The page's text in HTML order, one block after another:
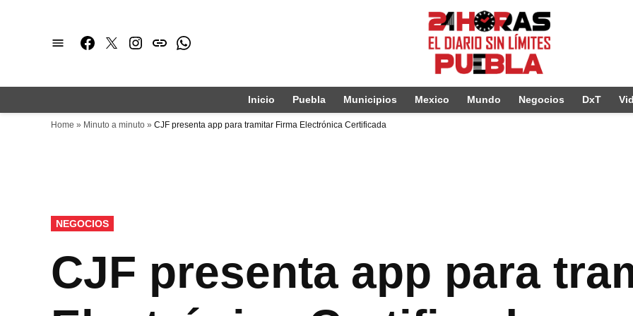
Facebook
TwitterInstagram
issuuWhatsapp
Inicio Puebla Municipios Mexico Mundo Negocios DxT
Home » Minuto a minuto » CJF presenta app para tramitar Firma Electrónica Certificada
PUBLICADO
EN
NEGOCIOS
CJF presenta app para